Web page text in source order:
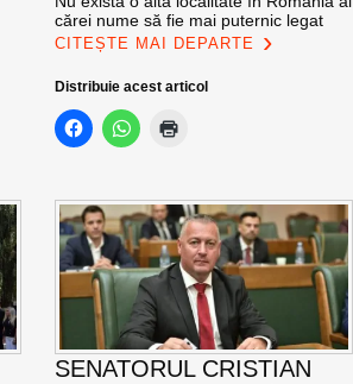
cărei nume să fie mai puternic legat
CITEȘTE MAI DEPARTE
Distribuie acest articol
SENATORUL CRISTIAN